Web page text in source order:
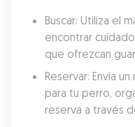
Buscar: Utiliza el
encontrar
que ofrezcan
Reservar: Envía
para tu perro,
reserva a través